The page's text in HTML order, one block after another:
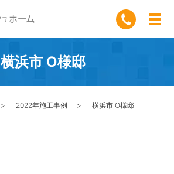
横浜市 O様邸
2022年施工事例 横浜市 O様邸